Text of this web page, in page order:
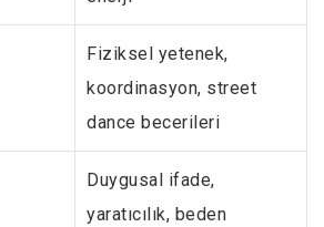
Fiziksel yetenek,
koordinasyon, street
dance becerileri
Duygusal ifade,
yaratıcılık, beden